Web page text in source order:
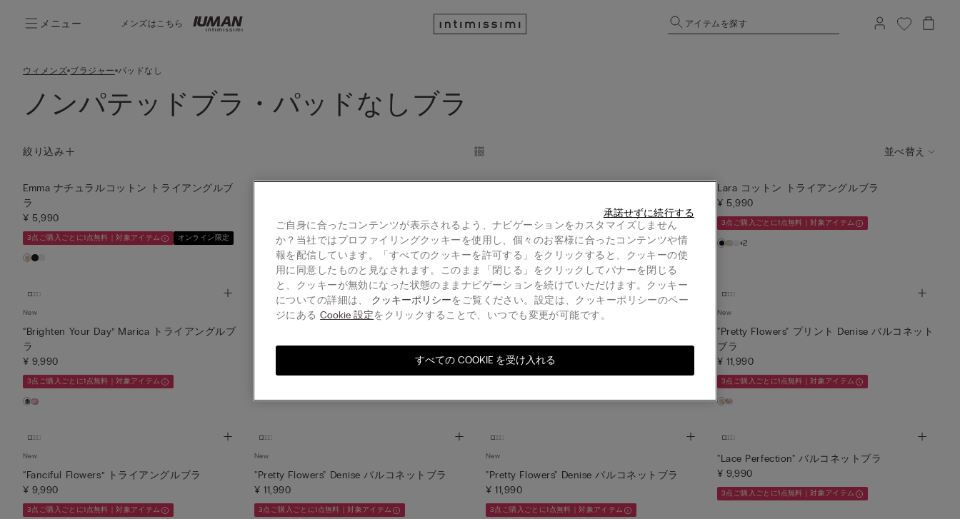
メニュー メンズはこちら アイテムを探す
ウィメンズ ブラジャー パッドなし
ノンパテッドブラ・パッドなしブラ
絞り込み 並べ替え
Emma ナチュラルコットン トライアングルブ
ラ
¥ 5,990
3点ご購入ごとに1点無料｜対象アイテム オンライン限定
¥ 5,990
3点ご購入ごとに1点無料｜対象アイテム オンライン限定
3点ご購入ごとに1点無料｜対象アイテム
+2
Lara コットン トライアングルブラ
¥ 5,990
3点ご購入ごとに1点無料｜対象アイテム
+2
New
“Brighten Your Day” Marica トライアングルブ
ラ
¥ 9,990
3点ご購入ごとに1点無料｜対象アイテム
¥ 9,990
New
¥ 9,990
3点ご購入ごとに1点無料｜対象アイテム
New
"Pretty Flowers" プリント Denise バルコネット
ブラ
¥ 11,990
3点ご購入ごとに1点無料｜対象アイテム
New
“Fanciful Flowers” トライアングルブラ
¥ 9,990
3点ご購入ごとに1点無料｜対象アイテム
New
"Pretty Flowers" Denise バルコネットブラ
¥ 11,990
3点ご購入ごとに1点無料｜対象アイテム
New
"Pretty Flowers" Denise バルコネットブラ
¥ 11,990
3点ご購入ごとに1点無料｜対象アイテム
"Lace Perfection" バルコネットブラ
¥ 9,990
3点ご購入ごとに1点無料｜対象アイテム
ご自身に合ったコンテンツが表示されるよう、ナビゲーションをカスタマイズしません
か？当社ではプロファイリングクッキーを使用し、個々のお客様に合ったコンテンツや情
報を配信しています。「すべてのクッキーを許可する」をクリックすると、クッキーの使
用に同意したものと見なされます。このまま「閉じる」をクリックしてバナーを閉じる
と、クッキーが無効になった状態のままナビゲーションを続けていただけます。クッキー
についての詳細は、 クッキーポリシーをご覧ください。設定は、クッキーポリシーのペー
ジにあるCookie 設定をクリックすることで、いつでも変更が可能です。
すべての COOKIE を受け入れる
承諾せずに続行する